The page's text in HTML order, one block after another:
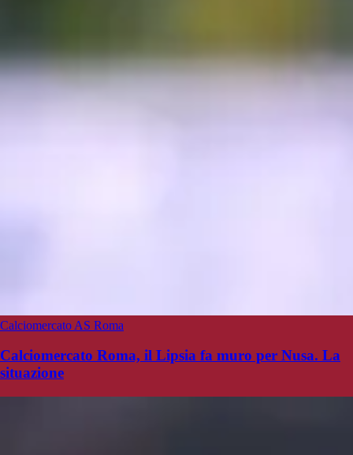
Calciomercato AS Roma
Calciomercato Roma, il Lipsia fa muro per Nusa. La
situazione